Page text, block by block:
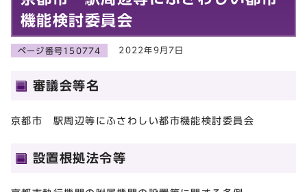
機能検討委員会
ページ番号150774 2022年9月7日
審議会等名
京都市 駅周辺等にふさわしい都市機能検討委員会
設置根拠法令等